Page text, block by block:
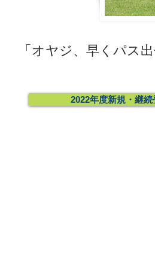
「オヤジ、早くパス
2022年度新規・継続